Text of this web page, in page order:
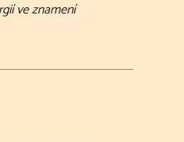
ve znamení